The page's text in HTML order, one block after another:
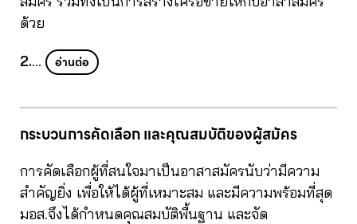
ด้วย
2.… อ่านต่อ
กระบวนการคัดเลือก และคุณสมบัติของผู้สมัคร
การคัดเลือกผู้ที่สนใจมาเป็นอาสาสมัครนับว่ามีความ
สำคัญยิ่ง เพื่อให้ได้ผู้ที่เหมาะสม และมีความพร้อมที่สุด
มอส.จึงได้กำหนดคุณสมบัติพื้นฐาน และจัด